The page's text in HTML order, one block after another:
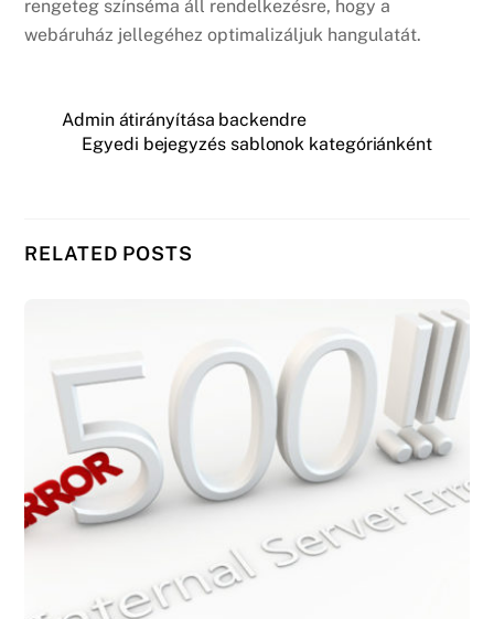
rengeteg színséma áll rendelkezésre, hogy a
webáruház jellegéhez optimalizáljuk hangulatát.
Admin átirányítása backendre
Egyedi bejegyzés sablonok kategóriánként
RELATED POSTS